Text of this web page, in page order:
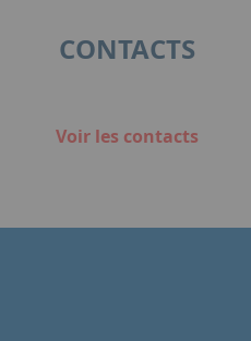
CONTACTS
Voir les contacts